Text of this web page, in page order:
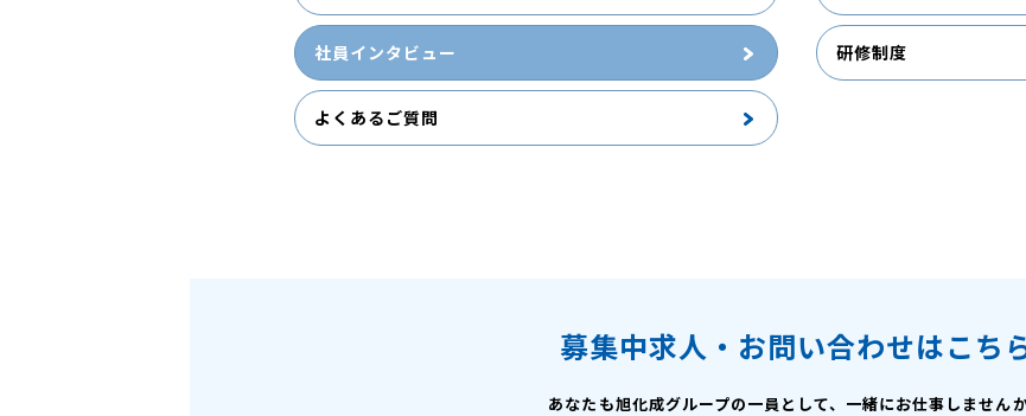
社員インタビュー 研修制度
よくあるご質問
募集中求人・お問い合わせはこち
あなたも旭化成グループの一員として、 一緒にお仕事しません